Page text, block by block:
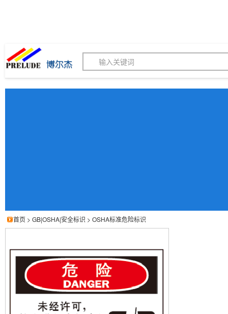
博尔杰PTS - 工业标识解
首页 > GB|OSHA|安全标识 > OSHA标准危险标识
标识牌 密闭空间安全标